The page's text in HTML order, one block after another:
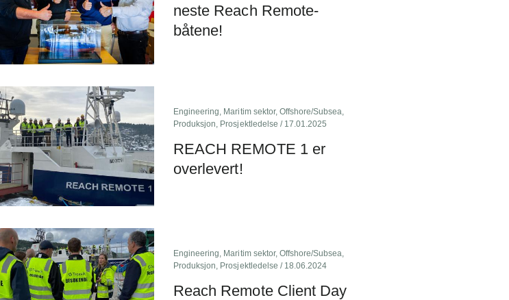
neste Reach Remote-
båtene!
Engineering Maritim sektor, Offshore/Subsea
Produksjon Prosjektledelse / 17.01.2025
REACH REMOTE 1 er
overlevert!
Engineering Maritim sektor, Offshore/Subsea
Produksjon Prosjektledelse / 18.06.2024
Reach Remote Client Day